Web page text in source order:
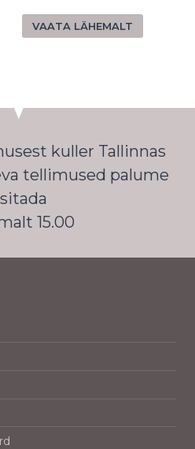
VAATA LÄHEMALT
kuller Tallinnas
tellimused palume
15.00